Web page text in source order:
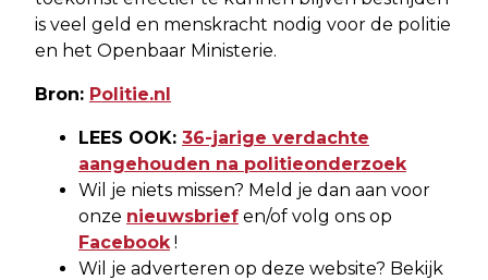
is veel geld en menskracht nodig voor de politie
en het Openbaar Ministerie.
Bron: Politie.nl
LEES OOK: 36-jarige verdachte
aangehouden na politieonderzoek
Wil je niets missen? Meld je dan aan voor
onze nieuwsbrief en/of volg ons op
Facebook!
Wil je adverteren op deze website? Bekijk